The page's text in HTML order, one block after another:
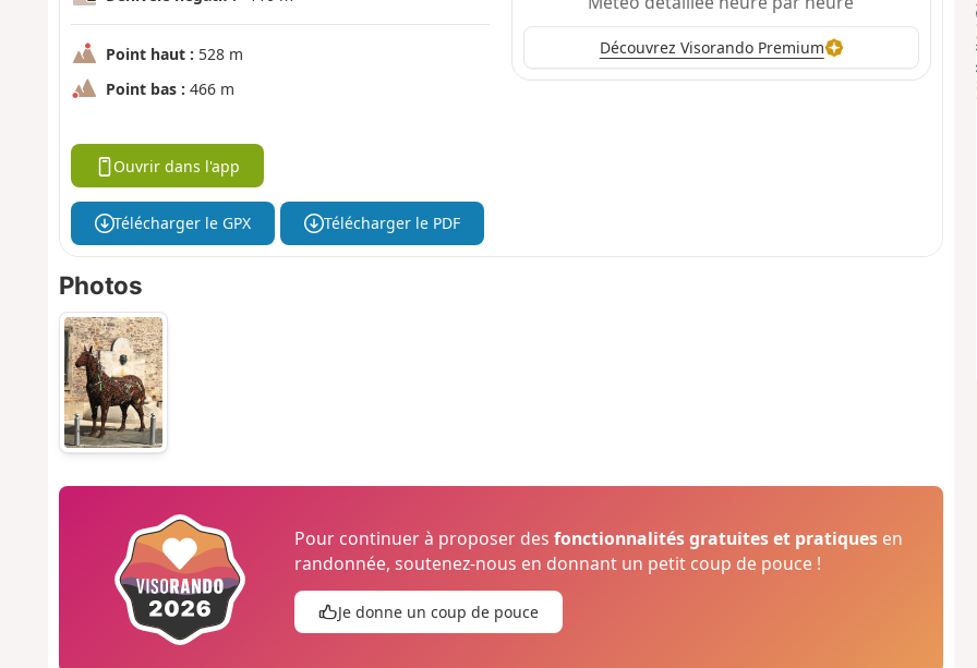
Point haut : 528 m
Point bas : 466 m
Découvrez Visorando Premium
Ouvrir dans l'app
Télécharger le GPX Télécharger le PDF
Photos
Pour continuer à proposer desfonctionnalités gratuites et pratiques en
randonnée, soutenez-nous en donnant un petit coup de pouce !
Je donne un coup de pouce